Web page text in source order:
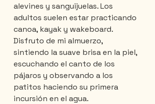
alevines y sanguijuelas. Los
adultos suelen estar practicando
canoa, kayak y wakeboard.
Disfruto de mi almuerzo,
sintiendo la suave brisa en la piel,
escuchando el canto de los
pájaros y observando a los
patitos haciendo su primera
incursión en el agua.